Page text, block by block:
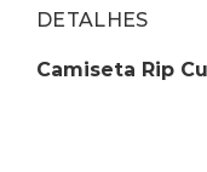
DETALHES
Camiseta Rip